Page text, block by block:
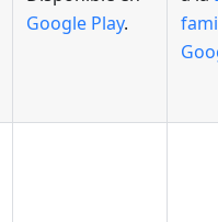
Google Play.